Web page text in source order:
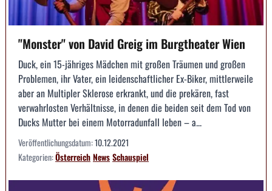
"Monster" von David Greig im Burgtheater Wien
Duck, ein 15-jähriges Mädchen mit großen Träumen und großen
Problemen, ihr Vater, ein leidenschaftlicher Ex-Biker, mittlerweile
aber an Multipler Sklerose erkrankt, und die prekären, fast
verwahrlosten Verhältnisse, in denen die beiden seit dem Tod von
Ducks Mutter bei einem Motorradunfall leben – a...
Veröffentlichungsdatum:10.12.2021
Kategorien:ÖsterreichNewsSchauspiel